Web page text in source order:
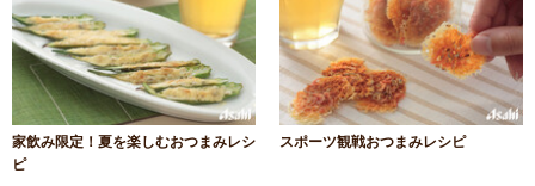
家飲み限定！夏を楽しむおつまみレシ
ピ
スポーツ観戦おつまみレシピ